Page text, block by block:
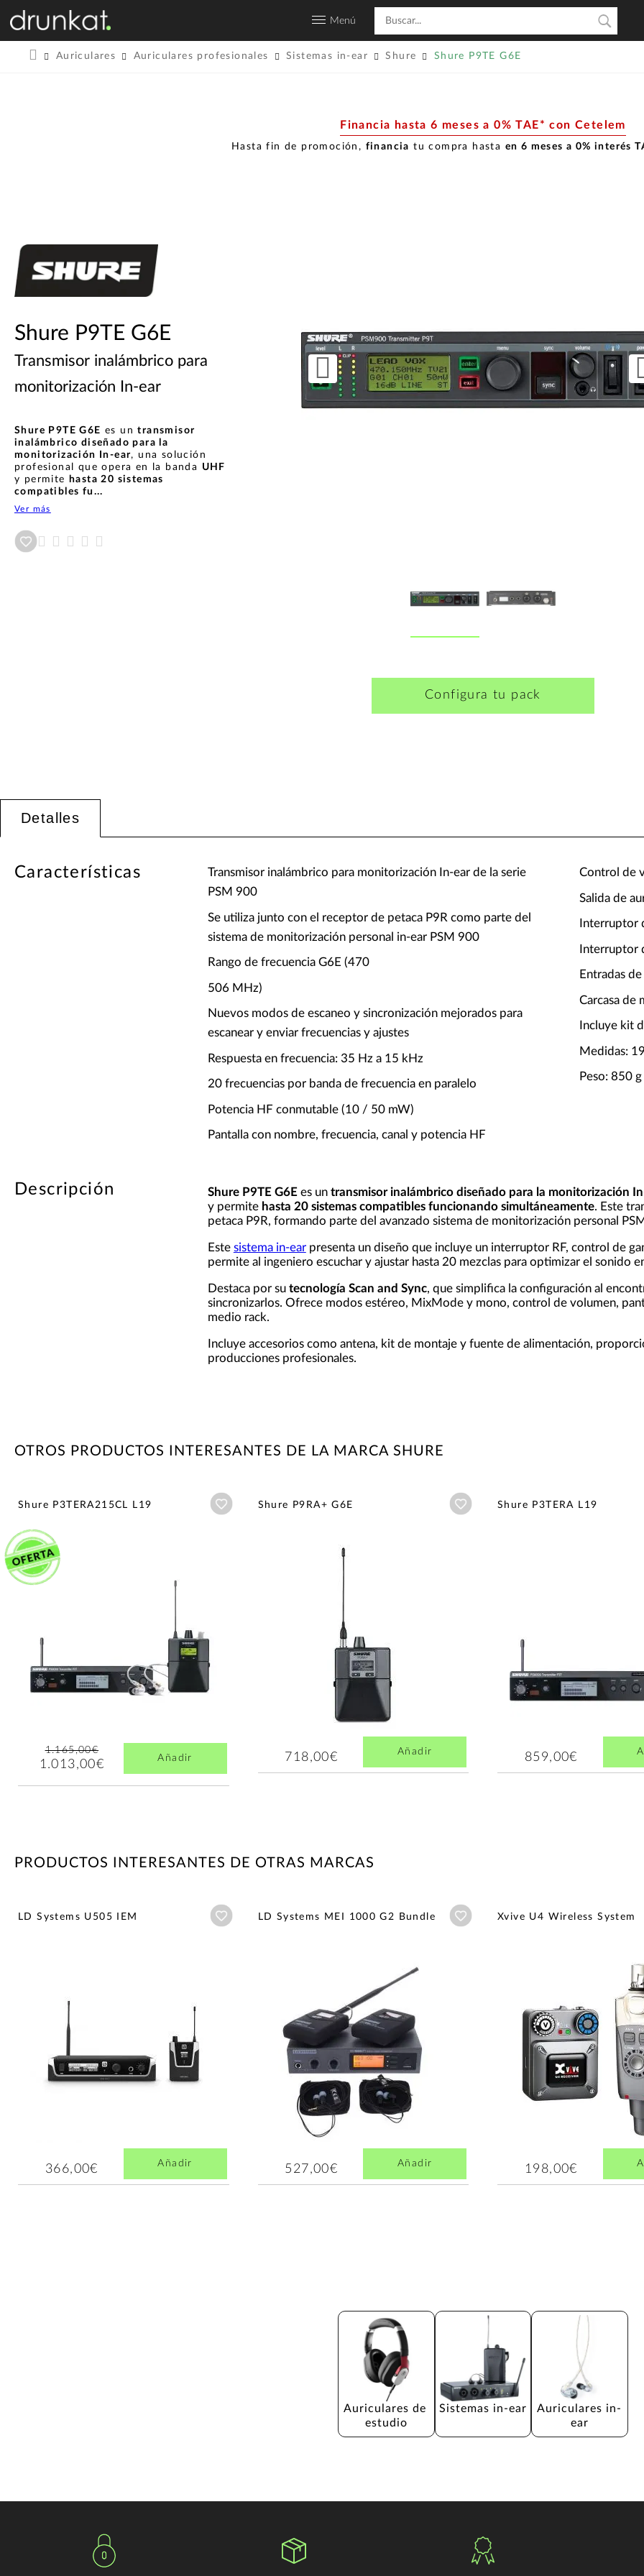
Menú
Auriculares Auriculares profesionales Sistemas in-ear Shure Shure P9TE G6E
Financia hasta 6 meses a 0% TAE* con Cetelem
Hasta fin de promoción, financia tu compra hasta en 6 meses a 0% interés
Shure P9TE G6E
Transmisor inalámbrico para
monitorización In-ear
Shure P9TE G6E es untransmisor
inalámbrico diseñado para la
monitorización In-ear, una solución
profesional que opera en la banda UHF
y permite
hasta 20 sistemas
compatibles fu...
Ver más
Configura tu pack
Detalles
Características
Transmisor inalámbrico para monitorización In-ear de la serie
PSM 900
Se utiliza junto con el receptor de petaca P9R como parte del
sistema de monitorización personal in-ear PSM 900
Rango de frecuencia G6E (470
506 MHz)
Nuevos modos de escaneo y sincronización mejorados para
escanear y enviar frecuencias y ajustes
Respuesta en frecuencia: 35 Hz a 15 kHz
20 frecuencias por banda de frecuencia en paralelo
Potencia HF conmutable (10 / 50 mW)
Pantalla con nombre, frecuencia, canal y potencia HF
Control de
Salida de
Interruptor
Interruptor
Entradas
Carcasa de
Incluye kit
Medidas:
Peso: 850 g
Descripción Shure P9TE G6Ees un transmisor inalámbrico diseñado para la monitorización
y permite hasta 20 sistemas compatibles funcionando simultáneamente. Este
petaca P9R, formando parte del avanzado sistema de monitorización personal
Este sistema in-earpresenta un diseño que incluye un interruptor RF, control de
permite al ingeniero escuchar y ajustar hasta 20 mezclas para optimizar el sonido
Destaca por su tecnología Scan and Sync, que simplifica la configuración al
sincronizarlos. Ofrece modos estéreo, MixMode y mono, control de volumen,
medio rack.
Incluye accesorios como antena, kit de montaje y fuente de alimentación,
producciones profesionales.
OTROS PRODUCTOS INTERESANTES DE LA MARCA SHURE
Shure P3TERA215CL L19 Añadir a wishlist
1.165,00€
1.013,00€ Añadir
Shure P9RA+ G6E Añadir a wishlist
718,00€ Añadir
Shure P3TERA L19
859,00€
PRODUCTOS INTERESANTES DE OTRAS MARCAS
LD Systems U505 IEM Añadir a wishlist
366,00€ Añadir
LD Systems MEI 1000 G2 Bundle Añadir a wishlist
527,00€ Añadir
Xvive U4 Wireless System
198,00€
Auriculares de
estudio
Sistemas in-ear
Auriculares in-
ear